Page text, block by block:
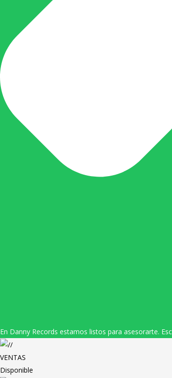
En Danny Records estamos listos para asesorarte.
VENTAS
Disponible